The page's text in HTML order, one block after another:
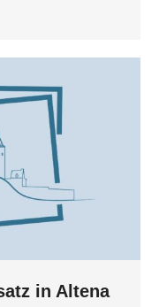
in Altena